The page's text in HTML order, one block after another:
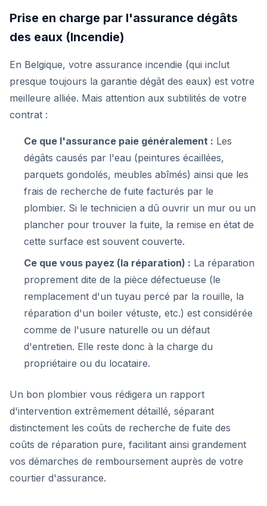
Prise en charge par l'assurance dégâts
des eaux (Incendie)
En Belgique, votre assurance incendie (qui inclut
presque toujours la garantie dégât des eaux) est votre
meilleure alliée. Mais attention aux subtilités de votre
contrat :
Ce que l'assurance paie généralement : Les
dégâts causés par l'eau (peintures écaillées,
parquets gondolés, meubles abîmés) ainsi que les
frais de recherche de fuite facturés par le
plombier. Si le technicien a dû ouvrir un mur ou un
plancher pour trouver la fuite, la remise en état de
cette surface est souvent couverte.
Ce que vous payez (la réparation) : La réparation
proprement dite de la pièce défectueuse (le
remplacement d'un tuyau percé par la rouille, la
réparation d'un boiler vétuste, etc.) est considérée
comme de l'usure naturelle ou un défaut
d'entretien. Elle reste donc à la charge du
propriétaire ou du locataire.
Un bon plombier vous rédigera un rapport
d'intervention extrêmement détaillé, séparant
distinctement les coûts de recherche de fuite des
coûts de réparation pure, facilitant ainsi grandement
vos démarches de remboursement auprès de votre
courtier d'assurance.